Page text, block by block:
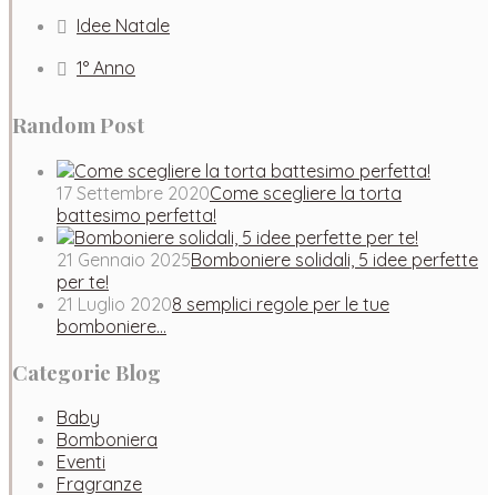
Idee Natale
1° Anno
Random Post
17 Settembre 2020Come scegliere la torta
battesimo perfetta!
21 Gennaio 2025Bomboniere solidali, 5 idee perfette
per te!
21 Luglio 20208 semplici regole per le tue
bomboniere…
Categorie Blog
Baby
Bomboniera
Eventi
Fragranze